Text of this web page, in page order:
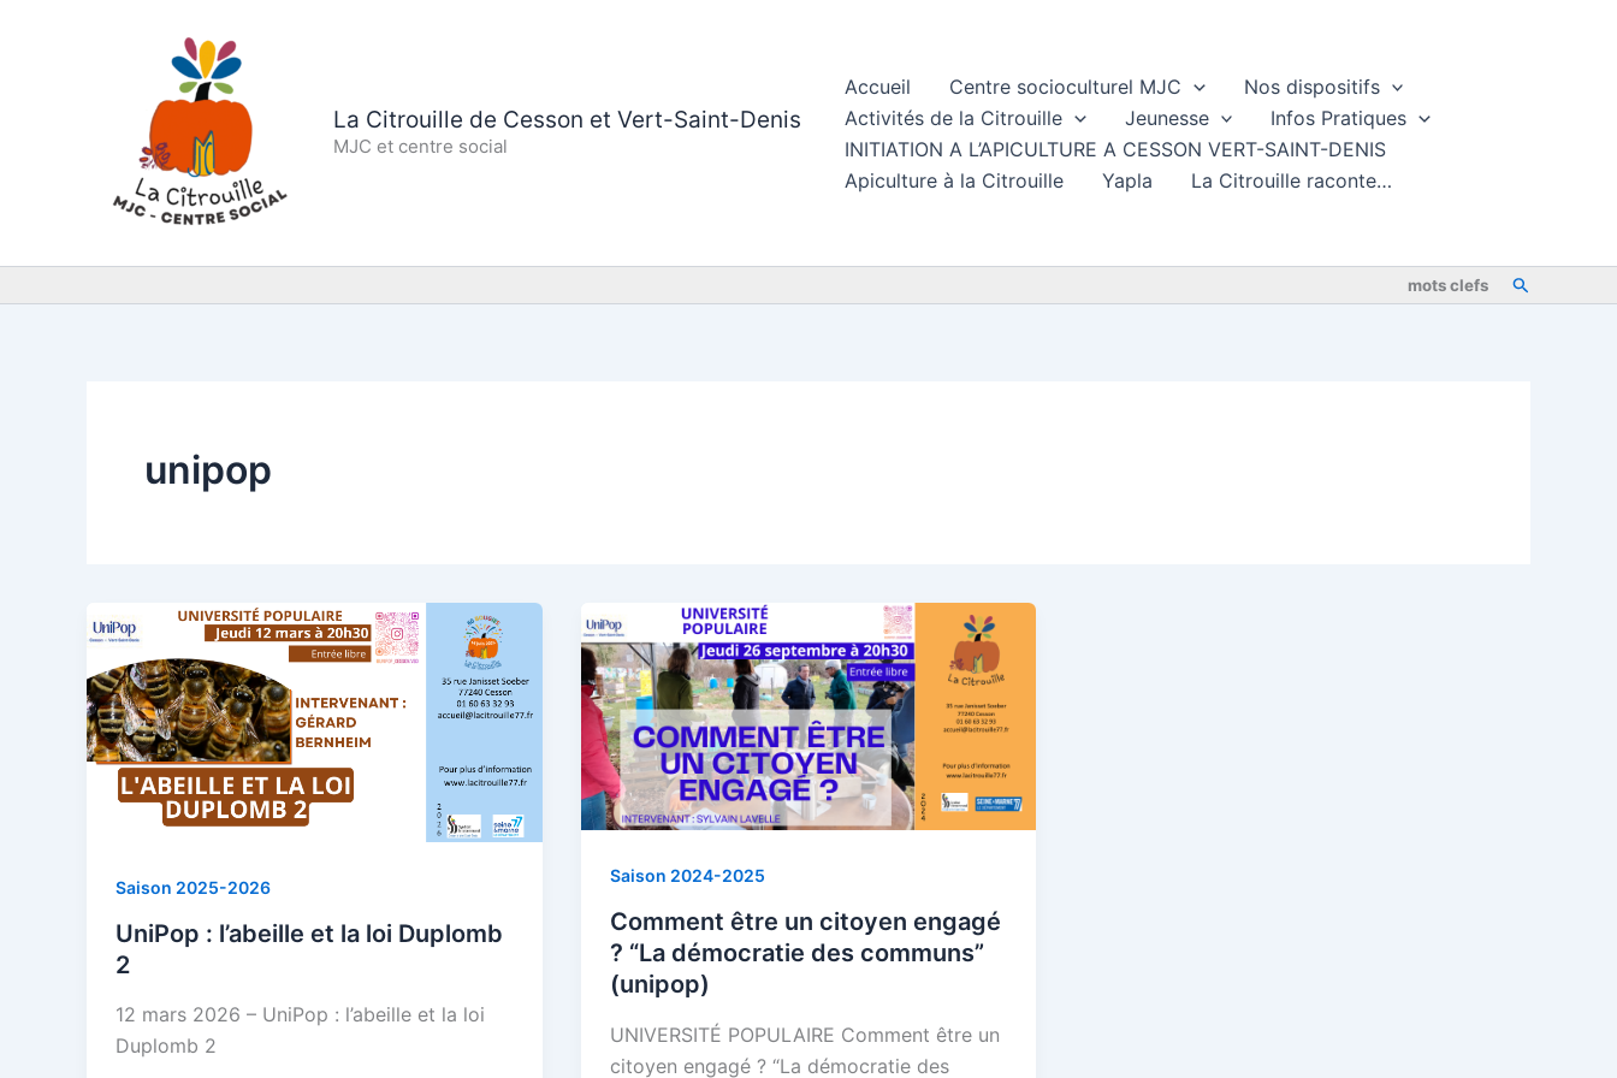
La Citrouille de Cesson et Vert-Saint-Denis
MJC et centre social
Accueil Centre socioculturel MJC
Nos dispositifs
Activités de la Citrouille
Jeunesse
Infos Pratiques
INITIATION A L’APICULTURE A CESSON VERT-SAINT-DENIS
Apiculture à la Citrouille
Yapla La Citrouille raconte…
mots clefs Rechercher
unipop
Saison 2025-2026
UniPop : l’abeille et la loi Duplomb
2
12 mars 2026 – UniPop : l’abeille et la loi
Duplomb 2
Saison 2024-2025
Comment être un citoyen engagé
? “La démocratie des communs”
(unipop)
UNIVERSITÉ POPULAIRE Comment être un
citoyen engagé ? “La démocratie des